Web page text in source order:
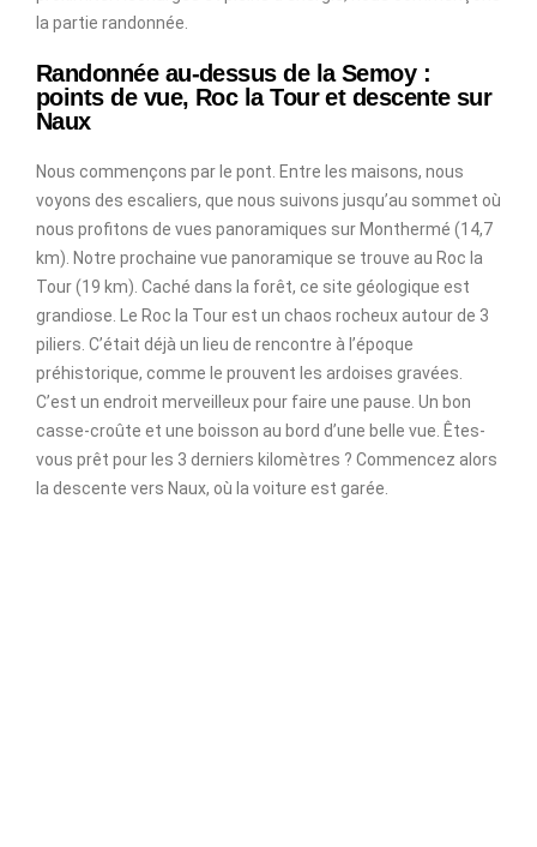
la partie randonnée.
Randonnée au-dessus de la Semoy :
points de vue, Roc la Tour et descente sur
Naux
Nous commençons par le pont. Entre les maisons, nous
voyons des escaliers, que nous suivons jusqu’au sommet où
nous profitons de vues panoramiques sur Monthermé (14,7
km). Notre prochaine vue panoramique se trouve au Roc la
Tour (19 km). Caché dans la forêt, ce site géologique est
grandiose. Le Roc la Tour est un chaos rocheux autour de 3
piliers. C’était déjà un lieu de rencontre à l’époque
préhistorique, comme le prouvent les ardoises gravées.
C’est un endroit merveilleux pour faire une pause. Un bon
casse-croûte et une boisson au bord d’une belle vue. Êtes-
vous prêt pour les 3 derniers kilomètres ? Commencez alors
la descente vers Naux, où la voiture est garée.